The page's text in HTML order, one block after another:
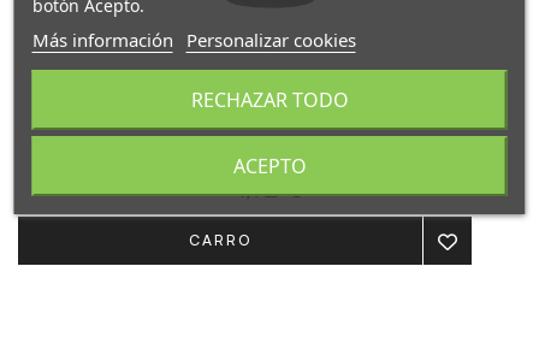
VINO TINTO JOVEN CAMPITO
1,92 €
CARRO
botón Acepto.
Más información Personalizar cookies
RECHAZAR TODO
ACEPTO